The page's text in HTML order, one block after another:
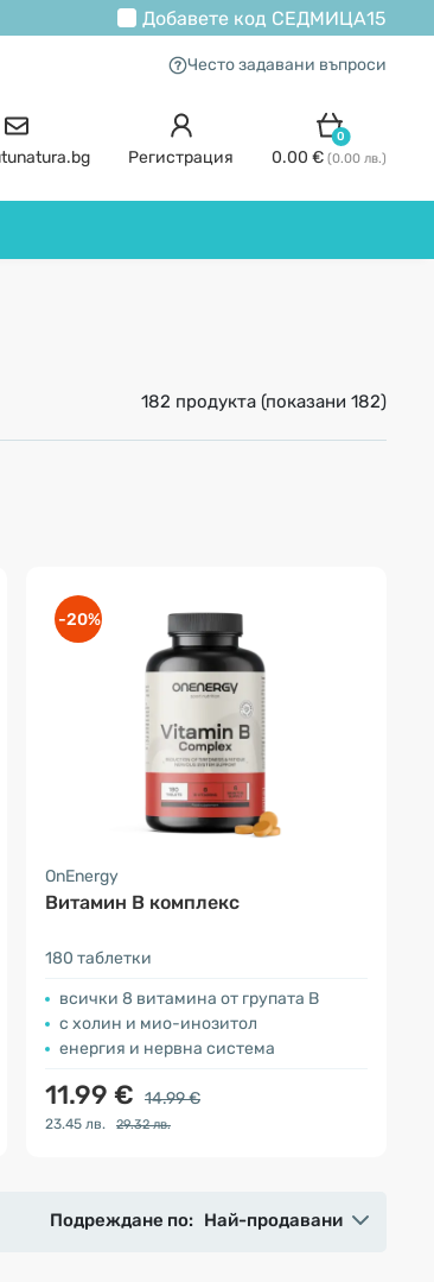
Добавете код СЕДМИЦА15
Често задавани въпроси
Регистрация
0
0.00 € (0.00 лв.)
182 продукта (показани 182)
-20%
OnEnergy
Витамин В комплекс
180 таблетки
всички 8 витамина от групата В
с холин и мио-инозитол
енергия и нервна система
11.99 € 14.99 €
23.45 лв. 29.32 лв.
Подреждане по: Най-продавани